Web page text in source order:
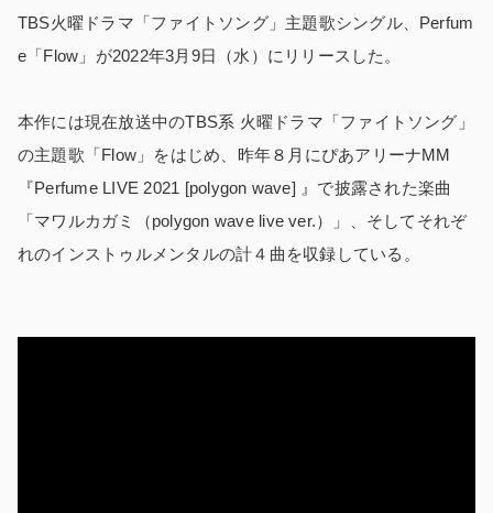
TBS火曜ドラマ「ファイトソング」主題歌シングル、Perfum
e「Flow」が2022年3月9日（水）にリリースした。
本作には現在放送中のTBS系 火曜ドラマ「ファイトソング」
の主題歌「Flow」をはじめ、昨年８月にぴあアリーナMM
『Perfume LIVE 2021 [polygon wave] 』で披露された楽曲
「マワルカガミ（polygon wave live ver.）」、そしてそれぞ
れのインストゥルメンタルの計４曲を収録している。